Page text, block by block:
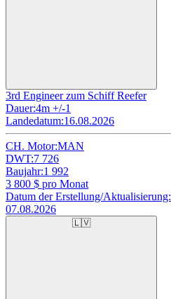
3rd Engineer zum Schiff Reefer
Dauer:4m +/-1
Landedatum:16.08.2026
CH. Motor:MAN
DWT:7 726
Baujahr:1 992
3 800 $ pro Monat
Datum der Erstellung/Aktualisierung:
07.08.2026
🇱🇻